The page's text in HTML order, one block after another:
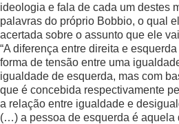
ideologia e fala de cada um destes
palavras do próprio Bobbio, o qual
acertada sobre o assunto que ele
“A diferença entre direita e
forma de tensão entre uma
igualdade de esquerda, mas com
que é concebida respectivamente
a relação entre igualdade e
(…) a pessoa de esquerda é aquela